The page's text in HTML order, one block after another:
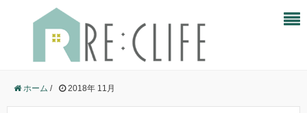
ホーム / 2018年 11月